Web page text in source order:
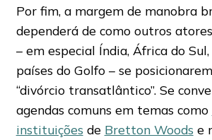
Por fim, a margem de manobra
dependerá de como outros
– em especial Índia, África do
países do Golfo – se
“divórcio transatlântico”. Se
agendas comuns em temas como
instituições de Bretton Woods e